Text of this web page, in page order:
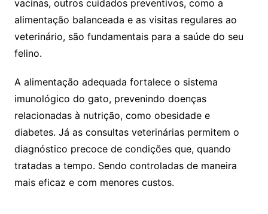
vacinas, outros cuidados preventivos, como a
alimentação balanceada e as visitas regulares ao
veterinário, são fundamentais para a saúde do seu
felino.
A alimentação adequada fortalece o sistema
imunológico do gato, prevenindo doenças
relacionadas à nutrição, como obesidade e
diabetes. Já as consultas veterinárias permitem o
diagnóstico precoce de condições que, quando
tratadas a tempo. Sendo controladas de maneira
mais eficaz e com menores custos.